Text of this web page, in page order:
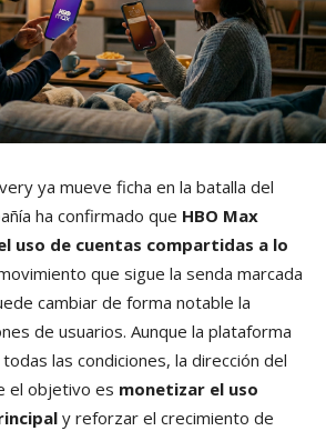
ya mueve ficha en la batalla del
ha confirmado que HBO Max
uso de cuentas compartidas a lo
que sigue la senda marcada
cambiar de forma notable la
de usuarios. Aunque la plataforma
las condiciones, la dirección del
el objetivo es monetizar el uso
y reforzar el crecimiento de